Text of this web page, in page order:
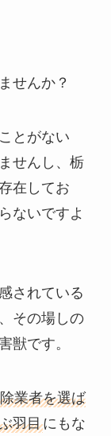
せんか？
とがない
せんし、栃
在してお
ないですよ
されている
その場しの
獣です。
業者を選ば
羽目にもな